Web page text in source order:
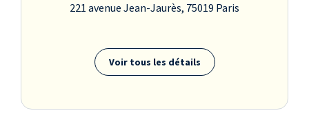
221 avenue Jean-Jaurès, 75019 Paris
Voir tous les détails